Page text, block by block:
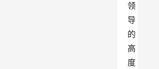
领
导
的
高
度